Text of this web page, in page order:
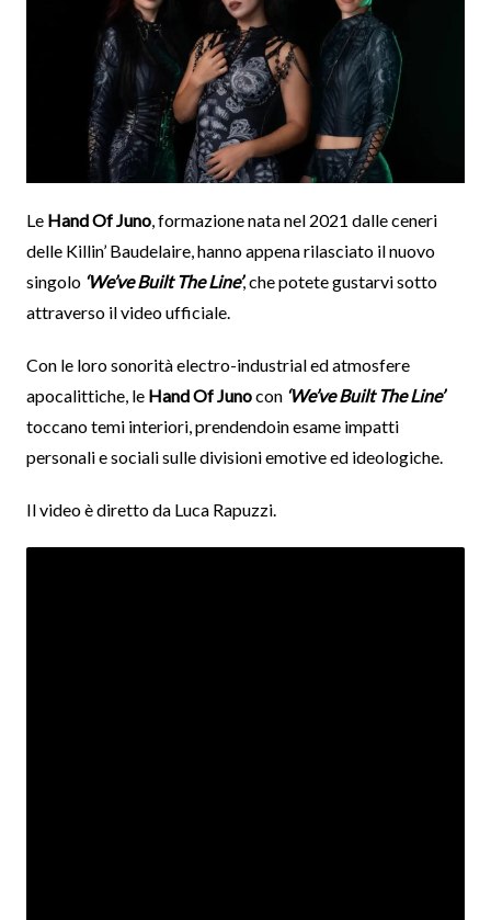
Le Hand Of Juno, formazione nata nel 2021 dalle ceneri
delle Killin’ Baudelaire, hanno appena rilasciato il nuovo
singolo ‘We’ve Built The Line’, che potete gustarvi sotto
attraverso il video ufficiale.
Con le loro sonorità electro-industrial ed atmosfere
apocalittiche, le Hand Of Junocon ‘We’ve Built The Line’
toccano temi interiori, prendendoin esame impatti
personali e sociali sulle divisioni emotive ed ideologiche.
Il video è diretto da Luca Rapuzzi.